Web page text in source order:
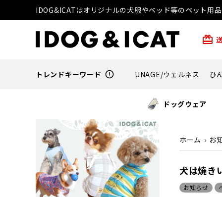
IDOG&ICATはオリジナルの犬服やベッド等のペット用
card_giftcard
トレンドキーワード error_outline UNAGE/ウェルネス ひ
ドッグウェア
ホーム お
犬は焼き
お知らせ